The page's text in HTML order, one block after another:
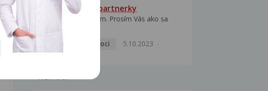
HPV typ 52 u partnerky
Dobrý deň prajem. Prosím Vás ako sa
Pohlavní nemoci
5.10.2023
NEMOCI